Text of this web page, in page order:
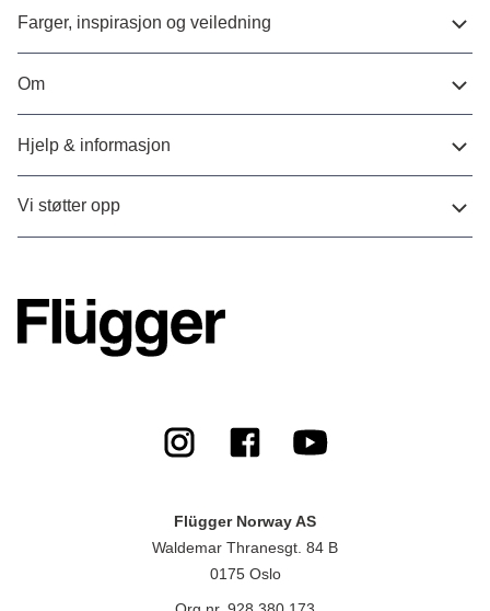
Farger, inspirasjon og veiledning
Om
Hjelp & informasjon
Vi støtter opp
Flügger Norway AS
Waldemar Thranesgt. 84 B
0175 Oslo